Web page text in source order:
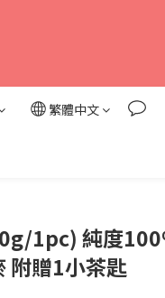
繁體中文
1pc) 純度
附贈1小茶匙